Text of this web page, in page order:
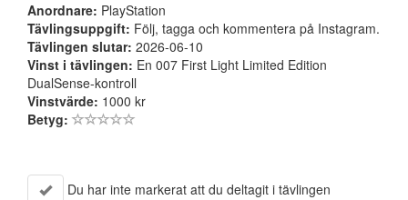
Anordnare: PlayStation
Tävlingsuppgift: Följ, tagga och kommentera på Instagram.
Tävlingen slutar: 2026-06-10
Vinst i tävlingen: En 007 First Light Limited Edition
DualSense-kontroll
Vinstvärde: 1000 kr
Betyg:
Du har inte markerat att du deltagit i tävlingen